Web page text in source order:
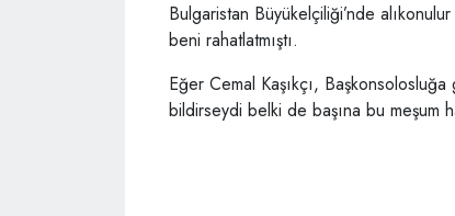
Bulgaristan Büyükelçiliği’nde
beni rahatlatmıştı.
Eğer Cemal Kaşıkçı,
bildirseydi belki de başına bu meşum